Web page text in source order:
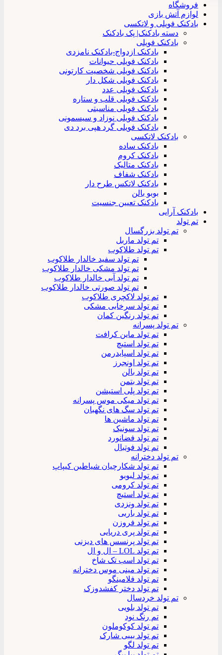
فروشگاه
لوازم آتش بازی
بادکنک فویلی و لاتکسی
دسته بادکنک| پک بادکنک
بادکنک فویلی
بادکنک ازدواج-بادکنک نامزدی
بادکنک فویلی حیوانات
بادکنک فویلی شخصیت کارتونی
بادکنک فویلی شکل دار
بادکنک فویلی عدد
بادکنک فویلی قلب و ستاره
بادکنک فویلی مناسبتی
بادکنک فویلی نوزاد و سیسمونی
بادکنک فویلی گرد هپی برد دی
بادکنک لاتکسی
بادکنک ساده
بادکنک کروم
بادکنک متالیک
بادکنک شفاف
بادکنک لاتکس طرح دار
بوبو بالن
بادکنک تعیین جنسیت
بادکنک آرایی
تم تولد
تم تولد بزرگسال
تم تولد ماربل
تم تولد طلاکوب
تم تولد سفید خالدار طلاکوب
تم تولد مشکی خالدار طلاکوب
تم تولد آبی خالدار طلاکوب
تم تولد صورتی خالدار طلاکوب
تم تولد لاکچری طلاکوب
تم تولد سرخابی مشکی
تم تولد رنگین کمان
تم تولد پسرانه
تم تولد ماین کرافت
تم تولد استیچ
تم تولد اسپایدرمن
تم تولد اونجرز
تم تولد بالن
تم تولد بتمن
تم تولد پلی استیشن
تم تولد میکی موس پسرانه
تم تولد سگ های نگهبان
تم تولد ماشین ها
تم تولد سونیک
تم تولد فضانورد
تم تولد فوتبال
تم تولد دخترانه
تم تولد شکارچیان شیاطین کیپاپ
تم تولد لبوبو
تم تولد کرومی
تم تولد استیچ
تم تولد ونزدی
تم تولد باربی
تم تولد فروزن
تم تولد پری دریایی
تم تولد پرنسس های دیزنی
تم تولد LOL – ال و ال
تم تولد اسب تک شاخ
تم تولد مینی موس دخترانه
تم تولد فلامینگو
تم تولد دختر کفشدوزک
تم تولد خردسال
تم تولد بلویی
تم رنگ نود
تم تولد کوکوملون
تم تولد بیبی شارک
تم تولد لگو